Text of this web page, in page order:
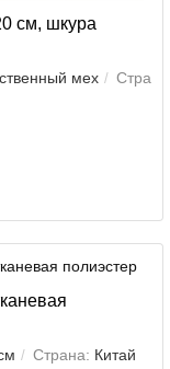
см, шкура
мех
Стра
Страна: Китай